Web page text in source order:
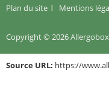
Plan du site Mentions
Copyright © 2026 Allergobox
Source URL: https://